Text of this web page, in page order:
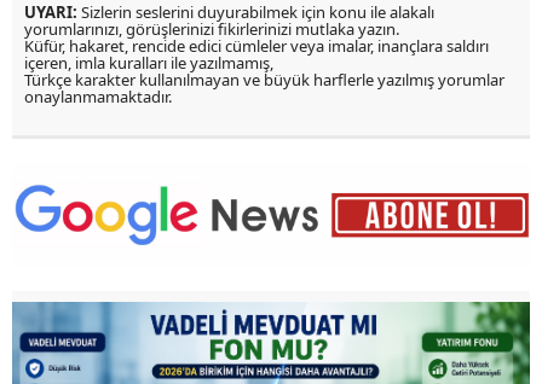
UYARI: Sizlerin seslerini duyurabilmek için konu ile alakalı
yorumlarınızı, görüşlerinizi fikirlerinizi mutlaka yazın.
Küfür, hakaret, rencide edici cümleler veya imalar, inançlara saldırı
içeren, imla kuralları ile yazılmamış,
Türkçe karakter kullanılmayan ve büyük harflerle yazılmış yorumlar
onaylanmamaktadır.